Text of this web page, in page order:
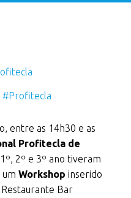
#Profitecla
entre as 14h30 e as
Profitecla de
2º e 3º ano tiveram
um Workshop inserido
Bar